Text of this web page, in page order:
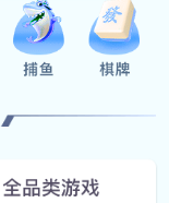
机箱钣金加工